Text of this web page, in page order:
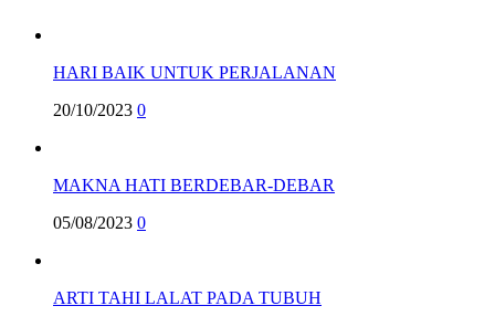
HARI BAIK UNTUK PERJALANAN
20/10/2023 0
MAKNA HATI BERDEBAR-DEBAR
05/08/2023 0
ARTI TAHI LALAT PADA TUBUH